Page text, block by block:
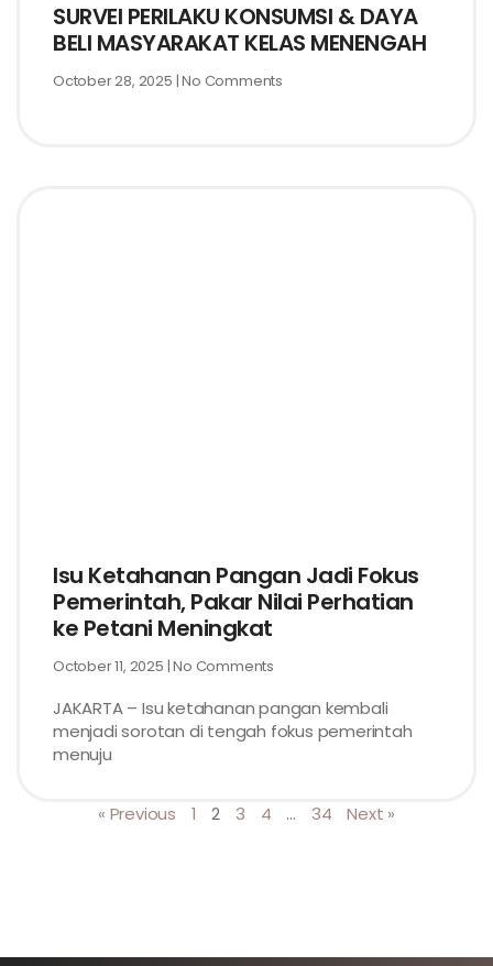
SURVEI PERILAKU KONSUMSI & DAYA
BELI MASYARAKAT KELAS MENENGAH
October 28, 2025 No Comments
Isu Ketahanan Pangan Jadi Fokus
Pemerintah, Pakar Nilai Perhatian
ke Petani Meningkat
October 11, 2025 No Comments
JAKARTA – Isu ketahanan pangan kembali
menjadi sorotan di tengah fokus pemerintah
menuju
« Previous 1 2 3 4 … 34 Next »